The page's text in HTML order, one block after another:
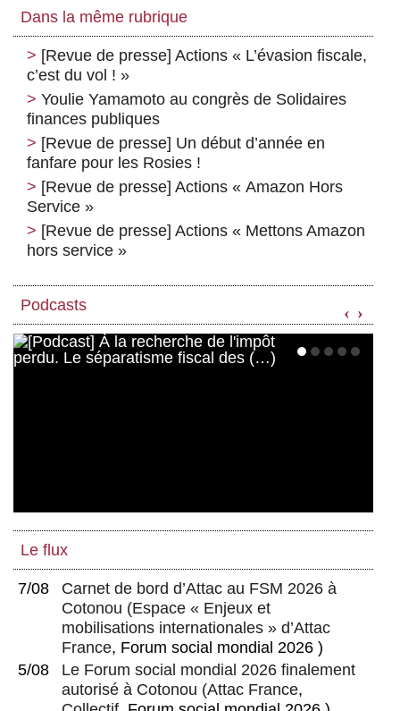
Dans la même rubrique
[Revue de presse] Actions « L’évasion fiscale,
c’est du vol ! »
Youlie Yamamoto au congrès de Solidaires
finances publiques
[Revue de presse] Un début d’année en
fanfare pour les Rosies !
[Revue de presse] Actions « Amazon Hors
Service »
[Revue de presse] Actions « Mettons Amazon
hors service »
Podcasts ‹ ›
Le flux
7/08
Carnet de bord d’Attac au FSM 2026 à
Cotonou (Espace « Enjeux et
mobilisations internationales » d’Attac
France, Forum social mondial 2026 )
5/08
Le Forum social mondial 2026 finalement
autorisé à Cotonou (Attac France,